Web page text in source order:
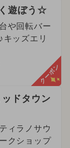
遊ぼう☆
や回転バー
キッズエリ
クーポン
ドタウン
ィラノサウ
クショップ